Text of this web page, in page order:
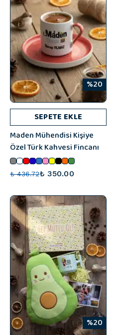
%20
SEPETE EKLE
Maden Mühendisi Kişiye
Özel Türk Kahvesi Fincanı
₺ 436.72₺ 350.00
%20